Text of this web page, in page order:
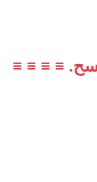
≡ ≡ ≡ ≡